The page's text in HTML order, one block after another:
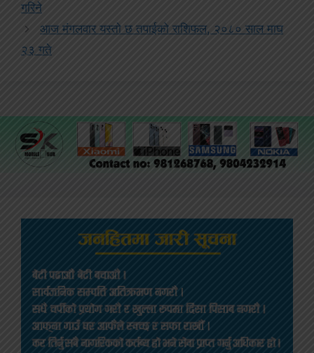
गरिने
आज मंगलवार यस्तो छ तपाईको राशिफल, २०८० साल माघ
२३ गते